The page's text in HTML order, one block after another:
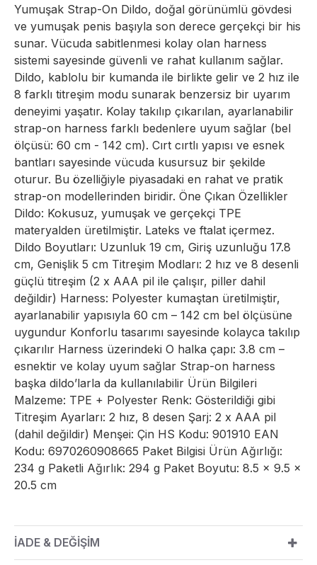
Yumuşak Strap-On Dildo, doğal görünümlü gövdesi
ve yumuşak penis başıyla son derece gerçekçi bir his
sunar. Vücuda sabitlenmesi kolay olan harness
sistemi sayesinde güvenli ve rahat kullanım sağlar.
Dildo, kablolu bir kumanda ile birlikte gelir ve 2 hız ile
8 farklı titreşim modu sunarak benzersiz bir uyarım
deneyimi yaşatır. Kolay takılıp çıkarılan, ayarlanabilir
strap-on harness farklı bedenlere uyum sağlar (bel
ölçüsü: 60 cm - 142 cm). Cırt cırtlı yapısı ve esnek
bantları sayesinde vücuda kusursuz bir şekilde
oturur. Bu özelliğiyle piyasadaki en rahat ve pratik
strap-on modellerinden biridir. Öne Çıkan Özellikler
Dildo: Kokusuz, yumuşak ve gerçekçi TPE
materyalden üretilmiştir. Lateks ve ftalat içermez.
Dildo Boyutları: Uzunluk 19 cm, Giriş uzunluğu 17.8
cm, Genişlik 5 cm Titreşim Modları: 2 hız ve 8 desenli
güçlü titreşim (2 x AAA pil ile çalışır, piller dahil
değildir) Harness: Polyester kumaştan üretilmiştir,
ayarlanabilir yapısıyla 60 cm – 142 cm bel ölçüsüne
uygundur Konforlu tasarımı sayesinde kolayca takılıp
çıkarılır Harness üzerindeki O halka çapı: 3.8 cm –
esnektir ve kolay uyum sağlar Strap-on harness
başka dildo’larla da kullanılabilir Ürün Bilgileri
Malzeme: TPE + Polyester Renk: Gösterildiği gibi
Titreşim Ayarları: 2 hız, 8 desen Şarj: 2 x AAA pil
(dahil değildir) Menşei: Çin HS Kodu: 901910 EAN
Kodu: 6970260908665 Paket Bilgisi Ürün Ağırlığı:
234 g Paketli Ağırlık: 294 g Paket Boyutu: 8.5 × 9.5 ×
20.5 cm
İADE & DEĞİŞİM